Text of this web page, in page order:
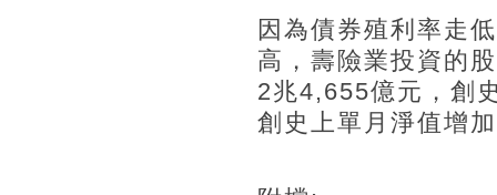
因為債券殖利率走
高，壽險業投資的
2兆4,655億元，創
創史上單月淨值增